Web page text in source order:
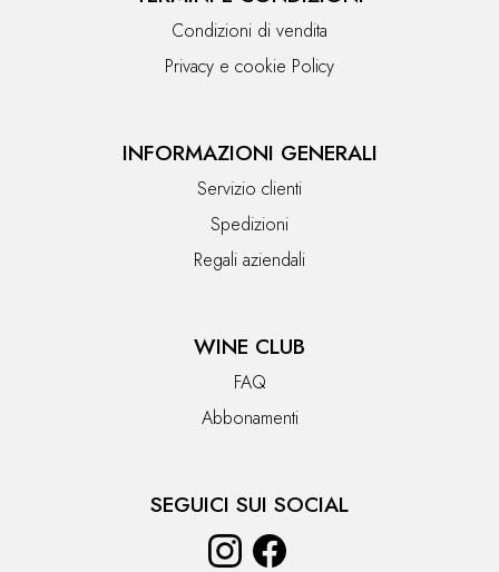
Condizioni di vendita
Privacy e cookie Policy
INFORMAZIONI GENERALI
Servizio clienti
Spedizioni
Regali aziendali
WINE CLUB
FAQ
Abbonamenti
SEGUICI SUI SOCIAL